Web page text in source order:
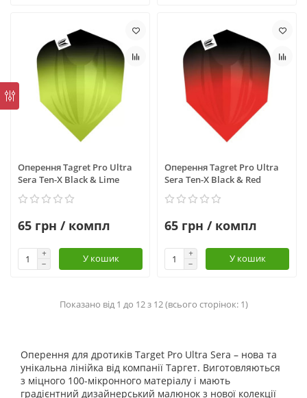
Оперення Tagret Pro Ultra
Sera Ten-X Black & Lime
65 грн / компл
У кошик
Оперення Tagret Pro Ultra
Sera Ten-X Black & Red
65 грн / компл
У кошик
Показано від 1 до 12 з 12 (всього сторінок: 1)
Оперення для дротиків Target Pro Ultra Sera – нова та
унікальна лінійка від компанії Таргет. Виготовляються
з міцного 100-мікронного матеріалу і мають
градієнтний дизайнерський малюнок з нової колекції